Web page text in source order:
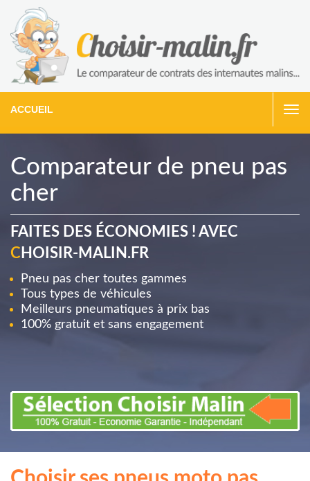
ACCUEIL
Comparateur de pneu pas
cher
FAITES DES ÉCONOMIES ! AVEC
C HOISIR-MALIN.FR
Pneu pas cher toutes gammes
Tous types de véhicules
Meilleurs pneumatiques à prix bas
100% gratuit et sans engagement